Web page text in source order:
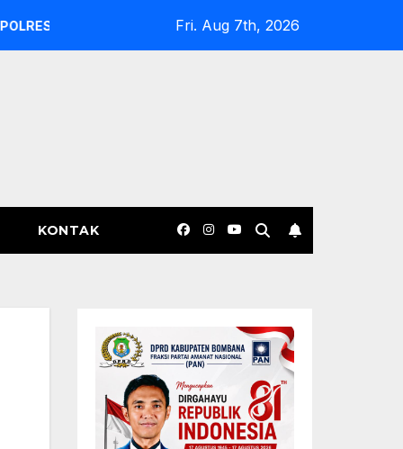
EVALUASI DAN COPOT KASAT INTELKAM SERTA
Fri. Aug 7th, 2026
KONTAK